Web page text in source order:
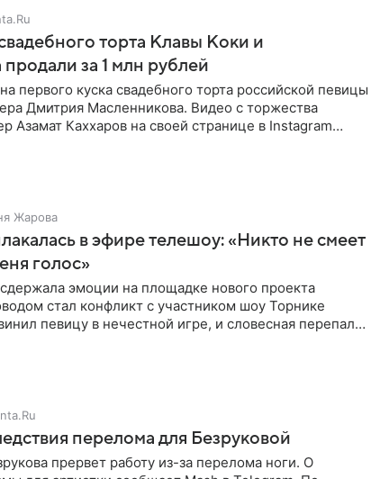
торта Клавы Коки и
за 1 млн рублей
первого куска свадебного торта российской певицы
Дмитрия Масленникова. Видео с торжества
Азамат Каххаров на своей странице в Instagram
Жарова
в эфире телешоу: «Никто не смеет
голос»
эмоции на площадке нового проекта
стал конфликт с участником шоу Торнике
певицу в нечестной игре, и словесная перепалка
перелома для Безруковой
прервет работу из-за перелома ноги. О